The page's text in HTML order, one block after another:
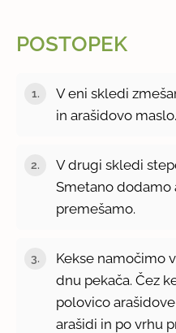
POSTOPEK
V eni skledi
in arašidovo maslo.
V drugi skledi
Smetano dodamo
premešamo.
Kekse namočimo
dnu pekača. Čez
polovico
arašidi in po vrhu